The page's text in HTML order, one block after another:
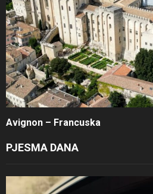
Avignon – Francuska
PJESMA DANA